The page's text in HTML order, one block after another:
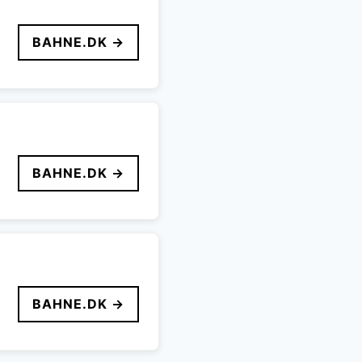
BAHNE.DK →
BAHNE.DK →
BAHNE.DK →